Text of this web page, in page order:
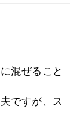
混ぜること
ですが、ス